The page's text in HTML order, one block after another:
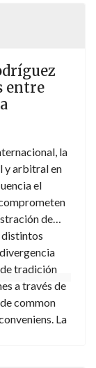
consensos
La
ido
la
lo anterior, la
el
dicho
de las
la
y del
entre
la
y arbitral en
el
de
distintos
tradición
a través de
common
La